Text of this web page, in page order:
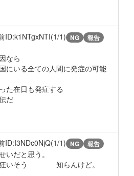
ID:k1NTgxNTI(1/1) NG 報告
なら
にいる全ての人間に発症の可能
た在日も発症する
だ
ID:I3NDc0NjQ(1/1) NG 報告
いだと思う。
狂いそう 知らんけど。